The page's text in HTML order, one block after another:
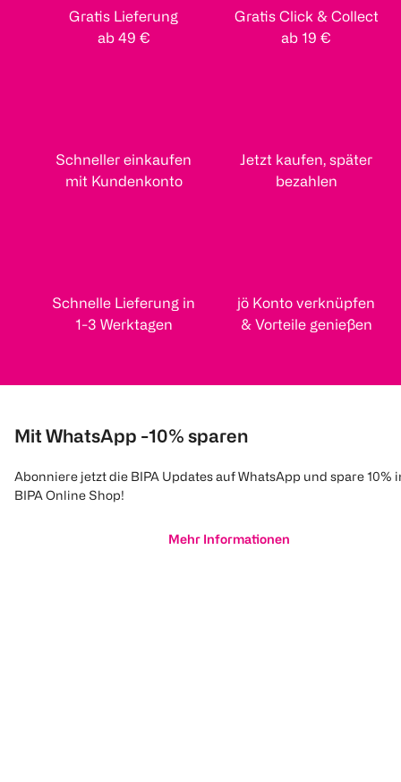
Gratis Lieferung
ab 49 €
Gratis Click & Collect
ab 19 €
Schneller einkaufen
mit Kundenkonto
Jetzt kaufen, später
bezahlen
Schnelle Lieferung in
1-3 Werktagen
jö Konto verknüpfen
& Vorteile genießen
Mit WhatsApp -10% sparen
Abonniere jetzt die BIPA Updates auf WhatsApp und spare 10%
BIPA Online Shop!
Mehr Informationen